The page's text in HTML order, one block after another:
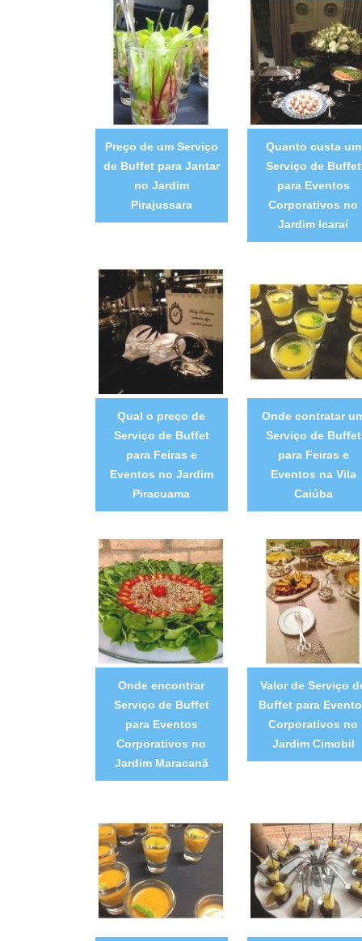
Preço de um Serviço
de Buffet para Jantar
no Jardim
Pirajussara
Quanto custa um
Serviço de Buffet
para Eventos
Corporativos no
Jardim Icaraí
Qual o preço de
Serviço de Buffet
para Feiras e
Eventos no Jardim
Piracuama
Onde contratar
Serviço de Buffet
para Feiras e
Eventos na Vila
Caiúba
Onde encontrar
Serviço de Buffet
para Eventos
Corporativos no
Jardim Maracanã
Valor de Serviço
Buffet para
Corporativos no
Jardim Cimobil